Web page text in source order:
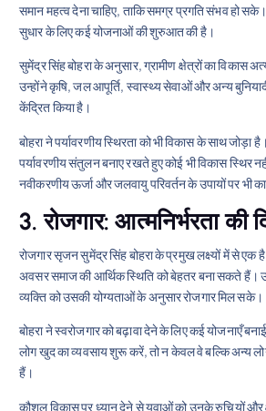
समान महत्व देना चाहिए, ताकि समग्र प्रगति संभव हो
सुधार के लिए कई योजनाओं की शुरुआत की है।
सुमेंद्र सिंह बोहरा के अनुसार, ग्रामीण क्षेत्रों का विकास
उन्होंने कृषि, जल आपूर्ति, स्वास्थ्य सेवाओं और अन्य
केंद्रित किया है।
बोहरा ने पर्यावरणीय स्थिरता को भी विकास के साथ जोड़ा
पर्यावरणीय संतुलन बनाए रखते हुए कोई भी विकास स्थिर
नवीकरणीय ऊर्जा और जलवायु परिवर्तन के उपायों पर भी
3.रोजगार: आत्मनिर्भरता की
रोजगार सृजन सुमेंद्र सिंह बोहरा के प्रमुख लक्ष्यों में से एक
अवसर समाज की आर्थिक स्थिति को बेहतर बना सकते हैं।
व्यक्ति को उसकी योग्यताओं के अनुसार रोजगार मिल सके।
बोहरा ने स्वरोजगार को बढ़ावा देने के लिए कई योजनाएँ
लोग खुद का व्यवसाय शुरू करें, तो न केवल वे बल्कि अन्य
हैं।
कौशल विकास पर ध्यान देने से युवाओं को उनके रुचियों